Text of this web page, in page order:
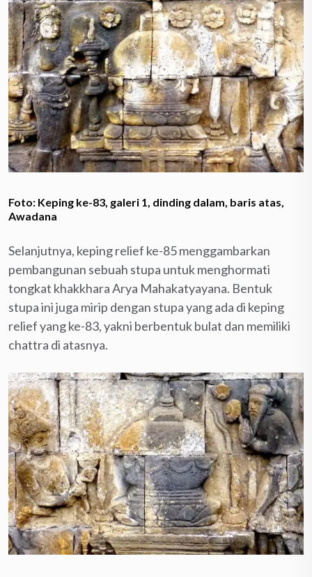
Foto: Keping ke-83, galeri 1, dinding dalam, baris atas,
Awadana
Selanjutnya, keping relief ke-85 menggambarkan
pembangunan sebuah stupa untuk menghormati
tongkat khakkhara Arya Mahakatyayana. Bentuk
stupa ini juga mirip dengan stupa yang ada di keping
relief yang ke-83, yakni berbentuk bulat dan memiliki
chattra di atasnya.